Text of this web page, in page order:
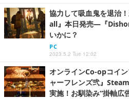
協力して吸血鬼を退治
all』本日発売―『
いかに？
PC
2023.5.2 Tue 12:02
オンラインCo-opコイ
ャーフレンズ弐』
実施！お馴染み“掛軸広